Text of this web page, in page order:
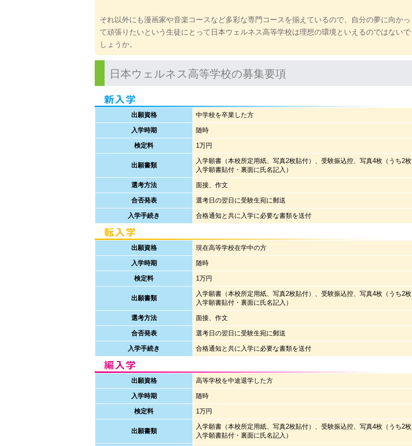
それ以外にも漫画家や音楽コースなど多彩な専門コースを揃えているので、自分の夢に向かっ
て頑張りたいという生徒にとって日本ウェルネス高等学校は理想の環境といえるのではないで
しょうか。
日本ウェルネス高等学校の募集要項
出願資格 中学校を卒業した方
入学時期 随時
検定料 1万円
出願書類
入学願書（本校所定用紙、写真2枚貼付）、受験振込控、写真4枚（うち2枚
入学願書貼付・裏面に氏名記入）
選考方法 面接、作文
合否発表 選考日の翌日に受験生宛に郵送
入学手続き 合格通知と共に入学に必要な書類を送付
出願資格 現在高等学校在学中の方
入学時期 随時
検定料 1万円
出願書類
入学願書（本校所定用紙、写真2枚貼付）、受験振込控、写真4枚（うち2枚
入学願書貼付・裏面に氏名記入）
選考方法 面接、作文
合否発表 選考日の翌日に受験生宛に郵送
入学手続き 合格通知と共に入学に必要な書類を送付
出願資格 高等学校を中途退学した方
入学時期 随時
検定料 1万円
出願書類
入学願書（本校所定用紙、写真2枚貼付）、受験振込控、写真4枚（うち2枚
入学願書貼付・裏面に氏名記入）